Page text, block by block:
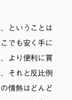
ということは
でも安く手に
より便利に買
それと反比例
情熱はどんど